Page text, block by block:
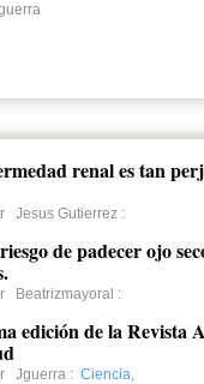
renal es tan
Jesus Gutierrez :
de padecer ojo
Beatrizmayoral :
edición de la Revista
Jguerra : Ciencia,